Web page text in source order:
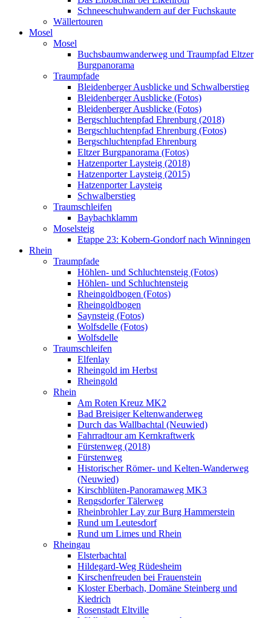
Schneeschuhwandern auf der Fuchskaute
Wällertouren
Mosel
Mosel
Buchsbaumwanderweg und Traumpfad Eltzer
Burgpanorama
Traumpfade
Bleidenberger Ausblicke und Schwalberstieg
Bleidenberger Ausblicke (Fotos)
Bleidenberger Ausblicke (Fotos)
Bergschluchtenpfad Ehrenburg (2018)
Bergschluchtenpfad Ehrenburg (Fotos)
Bergschluchtenpfad Ehrenburg
Eltzer Burgpanorama (Fotos)
Hatzenporter Laysteig (2018)
Hatzenporter Laysteig (2015)
Hatzenporter Laysteig
Schwalberstieg
Traumschleifen
Baybachklamm
Moselsteig
Etappe 23: Kobern-Gondorf nach Winningen
Rhein
Traumpfade
Höhlen- und Schluchtensteig (Fotos)
Höhlen- und Schluchtensteig
Rheingoldbogen (Fotos)
Rheingoldbogen
Saynsteig (Fotos)
Wolfsdelle (Fotos)
Wolfsdelle
Traumschleifen
Elfenlay
Rheingold im Herbst
Rheingold
Rhein
Am Roten Kreuz MK2
Bad Breisiger Keltenwanderweg
Durch das Wallbachtal (Neuwied)
Fahrradtour am Kernkraftwerk
Fürstenweg (2018)
Fürstenweg
Historischer Römer- und Kelten-Wanderweg
(Neuwied)
Kirschblüten-Panoramaweg MK3
Rengsdorfer Tälerweg
Rheinbrohler Lay zur Burg Hammerstein
Rund um Leutesdorf
Rund um Limes und Rhein
Rheingau
Elsterbachtal
Hildegard-Weg Rüdesheim
Kirschenfreuden bei Frauenstein
Kloster Eberbach, Domäne Steinberg und
Kiedrich
Rosenstadt Eltville